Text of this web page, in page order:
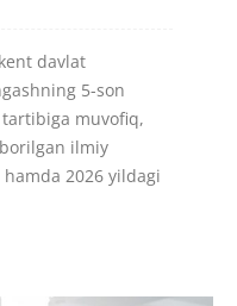
davlat
5-son
tartibiga muvofiq,
ilmiy
2026 yildagi